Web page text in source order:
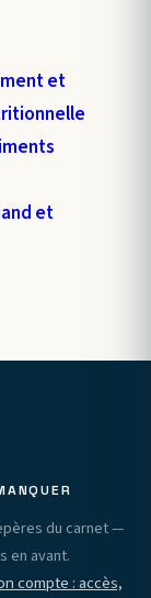
et
et
du carnet —
en avant.
compte : accès,